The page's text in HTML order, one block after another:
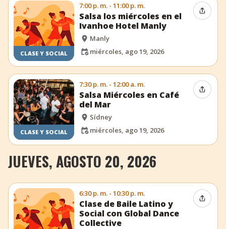
CLASE Y SOCIAL
7:00 p. m. - 11:00 p. m.
Salsa los miércoles en el
Ivanhoe Hotel Manly
Manly
miércoles, ago 19, 2026
CLASE Y SOCIAL
7:30 p. m. - 12:00 a. m.
Salsa Miércoles en Café
del Mar
Sídney
miércoles, ago 19, 2026
JUEVES, AGOSTO 20, 2026
6:30 p. m. - 10:30 p. m.
Clase de Baile Latino y
Social con Global Dance
Collective